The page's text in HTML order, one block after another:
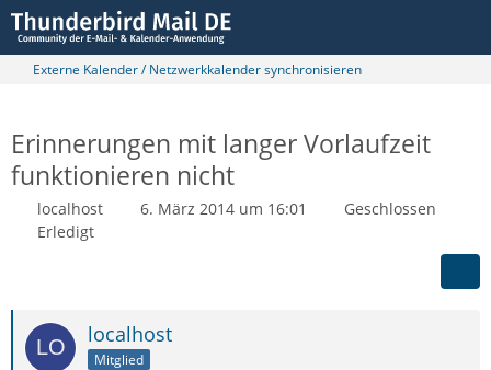
Externe Kalender / Netzwerkkalender synchronisieren
Erinnerungen mit langer Vorlaufzeit
funktionieren nicht
localhost 6. März 2014 um 16:01
Geschlossen
Erledigt
localhost
Mitglied